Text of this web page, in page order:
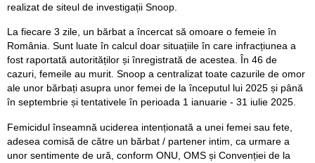
realizat de siteul de investigații Snoop.
La fiecare 3 zile, un bărbat a încercat să omoare o femeie în
România. Sunt luate în calcul doar situațiile în care infracțiunea a
fost raportată autorităților și înregistrată de acestea. În 46 de
cazuri, femeile au murit. Snoop a centralizat toate cazurile de omor
ale unor bărbați asupra unor femei de la începutul lui 2025 și până
în septembrie și tentativele în perioada 1 ianuarie - 31 iulie 2025.
Femicidul înseamnă uciderea intenționată a unei femei sau fete,
adesea comisă de către un bărbat / partener intim, ca urmare a
unor sentimente de ură, conform ONU, OMS și Convenției de la